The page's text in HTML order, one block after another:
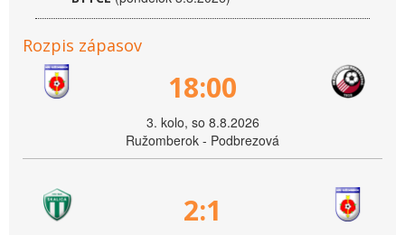
Rozpis zápasov
18:00
3. kolo, so 8.8.2026
Ružomberok - Podbrezová
2:1